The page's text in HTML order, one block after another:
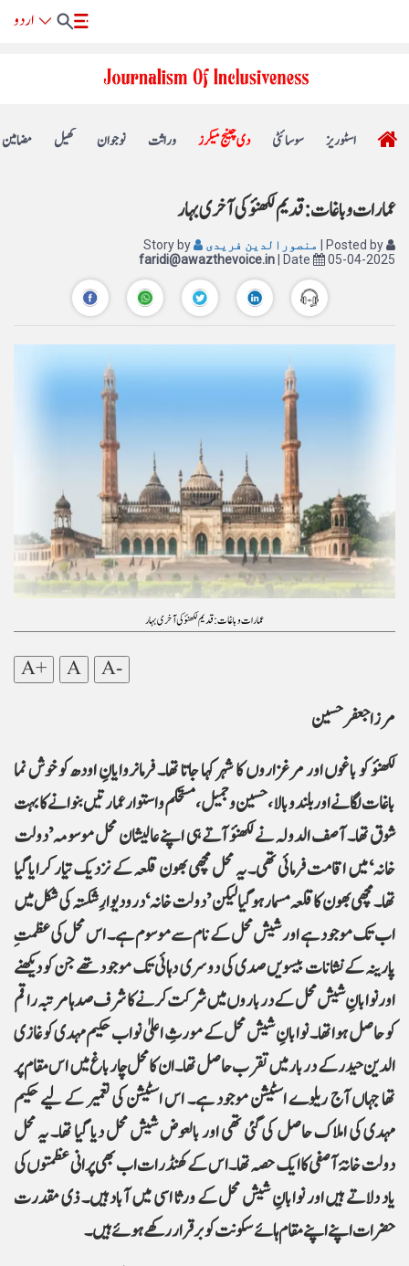
مضامین کھیل نوجوان وراثت دی چینج میکرز سوسائٹی اسٹوریز
عمارات و باغات : قدیم لکھنؤ کی آخری بہار
Story by منصورالدین فریدی
| Posted by
faridi@awazthevoice.in | Date 05-04-2025
عمارات و باغات : قدیم لکھنؤ کی آخری بہار
A+ A A-
مرزا جعفر حسین
لکھنؤ کو باغوں اور مرغزاروں کا شہر کہا جاتا تھا۔ فرمانروایانِ اودھ کو خوش نما
باغات لگانے اور بلند و بالا، حسین و جمیل، مستحکم و استوار عمارتیں بنوانے کا بہت
شوق تھا۔ آصف الدولہ نے لکھنؤ آتے ہی اپنے عالیشان محل موسومہ’دولت
خانہ‘ میں اقامت فرمائی تھی۔ یہ محل مچھی بھون قلعہ کے نزدیک تیار کرایا گیا
تھا۔ مچھی بھون کا قلعہ مسمار ہو گیا لیکن ’دولت خانہ‘ در و دیوارِ شکستہ کی شکل میں
اب تک موجود ہے اور شیش محل کے نام سے موسوم ہے۔ اس محل کی عظمتِ
پارینہ کے نشانات بیسویں صدی کی دوسری دہائی تک موجود تھے جن کو دیکھنے
اور نوابانِ شیش محل کے درباروں میں شرکت کرنے کا شرف صدہا مرتبہ راقم
کو حاصل ہوا تھا۔ نوابانِ شیش محل کے مورثِ اعلیٰ نواب حکیم مہدی کو غازی
الدین حیدر کے دربار میں تقرب حاصل تھا۔ ان کا محل چار باغ میں اس مقام پر
تھا جہاں آج ریلوے اسٹیشن موجود ہے۔ اس اسٹیشن کی تعمیر کے لیے حکیم
مہدی کی املاک حاصل کی گئی تھی اور بالعوض شیش محل دیا گیا تھا۔ یہ محل
دولت خانۂ آصفی کاایک حصہ تھا۔ اس کے کھنڈرات اب بھی پرانی عظمتوں کی
یاد دلاتے ہیں اور نوابانِ شیش محل کے ورثا اسی میں آباد ہیں۔ ذی مقدرت
حضرات اپنے اپنے مقام ہائے سکونت کو برقرار رکھے ہوئے ہیں۔